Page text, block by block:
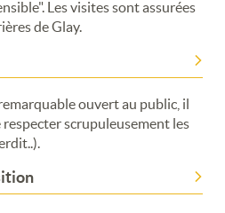
Les visites sont assurées
de Glay.
ouvert au public, il
respecter scrupuleusement les